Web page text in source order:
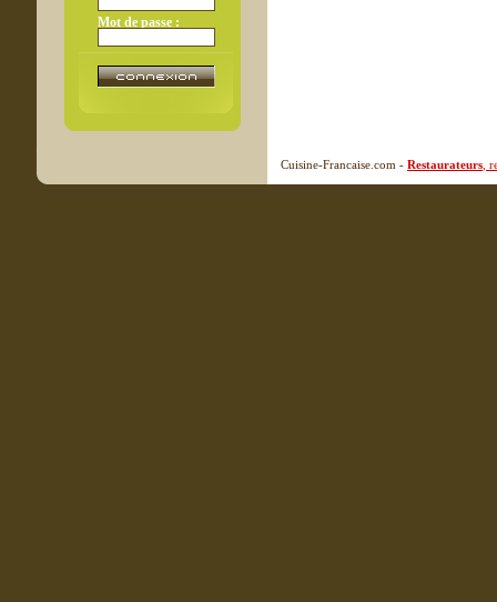
Mot de passe :
Cuisine-Francaise.com - Restaurateurs ,